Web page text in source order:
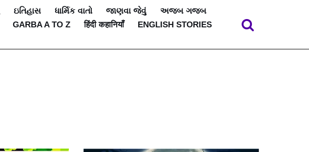
ઇતિહાસ ધાર્મિક વાતો જાણવા જેવું
અજબ ગજબ
GARBA A TO Z हिंदी कहानियाँ
ENGLISH STORIES